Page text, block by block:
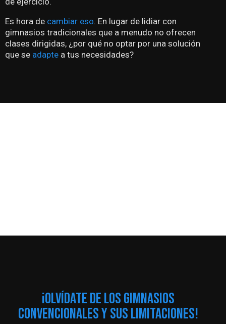
Es hora de cambiar eso. En lugar de lidiar con
gimnasios tradicionales que a menudo no ofrecen
clases dirigidas, ¿por qué no optar por una solución
que se adapte a tus necesidades?
¡OLVÍDATE DE LOS GIMNASIOS
CONVENCIONALES Y SUS LIMITACIONES!